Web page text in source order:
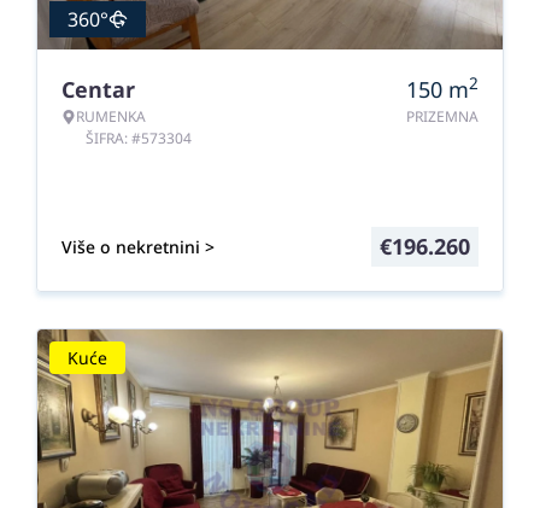
360°
Centar
RUMENKA
ŠIFRA: #573304
150 m2
PRIZEMNA
Više o nekretnini > €196.260
Kuće